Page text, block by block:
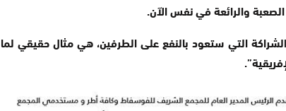
والرائعة في نفس الآن.
التي ستعود بالنفع على الطرفين، هي مثال حقيقي لما